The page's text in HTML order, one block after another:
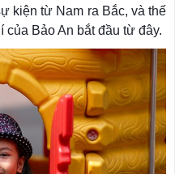
kiện từ Nam ra Bắc, và thế
của Bảo An bắt đầu từ đây.